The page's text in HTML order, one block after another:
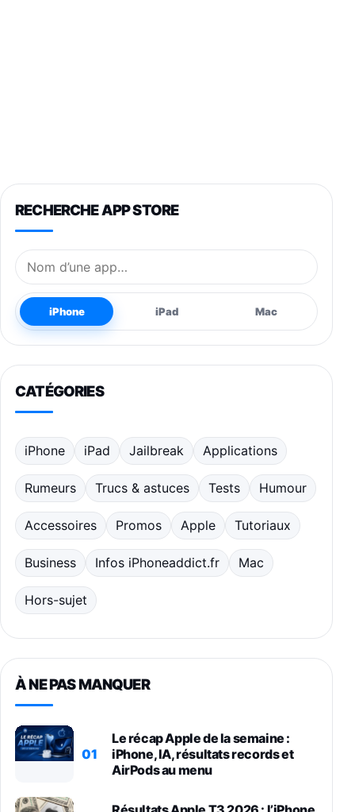
RECHERCHE APP STORE
Nom de l’application
iPhone iPad Mac
CATÉGORIES
iPhone iPad Jailbreak Applications
Rumeurs Trucs & astuces Tests Humour
Accessoires Promos Apple Tutoriaux
Business Infos iPhoneaddict.fr Mac
Hors-sujet
À NE PAS MANQUER
01
Le récap Apple de la semaine :
iPhone, IA, résultats records et
AirPods au menu